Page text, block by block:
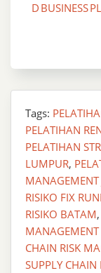
D BUSINESS
Tags:
PELATIHAN
PELATIHAN
LUMPUR,
MANAGEMENT
RISIKO FIX
RISIKO BATAM,
CHAIN RISK
SUPPLY CHAIN